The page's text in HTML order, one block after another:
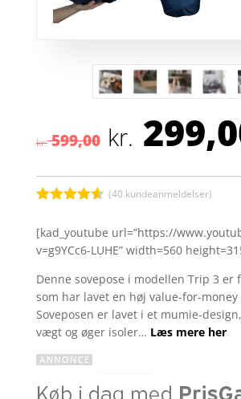
kr.599,00 Den
pris
var:
kr. 599,00.
kr.
ud af 5
baseret
kundebedø
(40 kundeanmeldelser)
[kad_youtube url=”https://
v=g9YCc6-LUHE” width=560
Denne sovepose i modellen Trip 3 er
som har lavet en høj value-for-money
Soveposen er lavet i et mumie-
vægt og øger isoler… Læs mere her